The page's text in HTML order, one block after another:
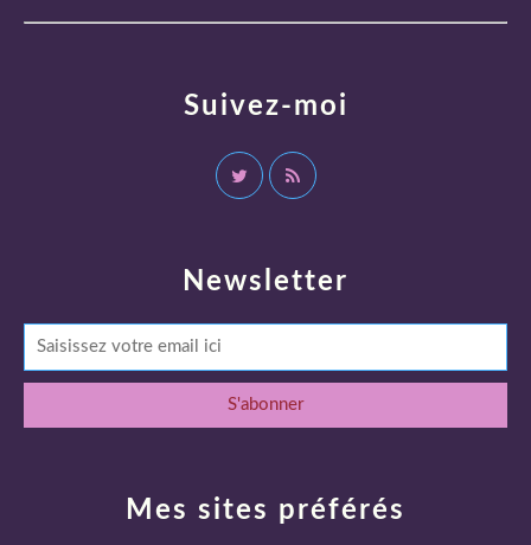
Newsletter
Suivez-moi
Mes sites préférés